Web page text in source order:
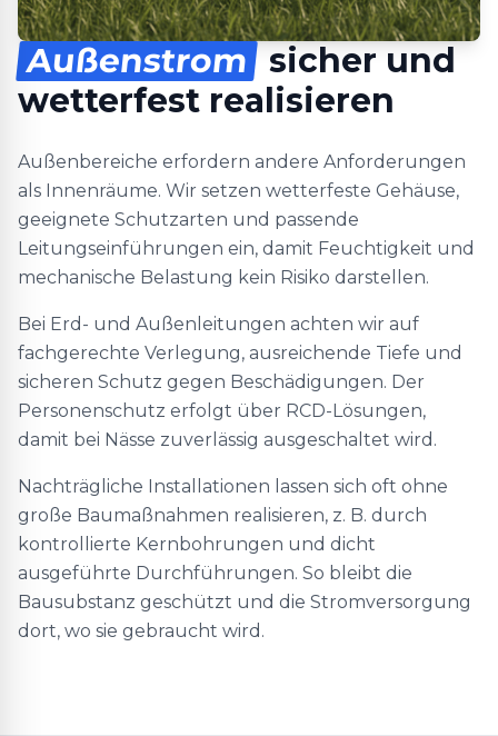
Außenstrom sicher und
wetterfest realisieren
Außenbereiche erfordern andere Anforderungen
als Innenräume. Wir setzen wetterfeste Gehäuse,
geeignete Schutzarten und passende
Leitungseinführungen ein, damit Feuchtigkeit und
mechanische Belastung kein Risiko darstellen.
Bei Erd- und Außenleitungen achten wir auf
fachgerechte Verlegung, ausreichende Tiefe und
sicheren Schutz gegen Beschädigungen. Der
Personenschutz erfolgt über RCD-Lösungen,
damit bei Nässe zuverlässig ausgeschaltet wird.
Nachträgliche Installationen lassen sich oft ohne
große Baumaßnahmen realisieren, z. B. durch
kontrollierte Kernbohrungen und dicht
ausgeführte Durchführungen. So bleibt die
Bausubstanz geschützt und die Stromversorgung
dort, wo sie gebraucht wird.